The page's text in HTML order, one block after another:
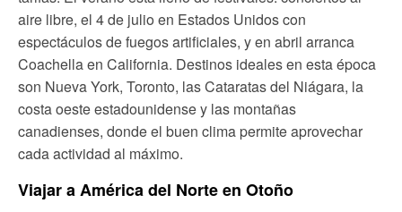
aire libre, el 4 de julio en Estados Unidos con
espectáculos de fuegos artificiales, y en abril arranca
Coachella en California. Destinos ideales en esta época
son Nueva York, Toronto, las Cataratas del Niágara, la
costa oeste estadounidense y las montañas
canadienses, donde el buen clima permite aprovechar
cada actividad al máximo.
Viajar a América del Norte en Otoño